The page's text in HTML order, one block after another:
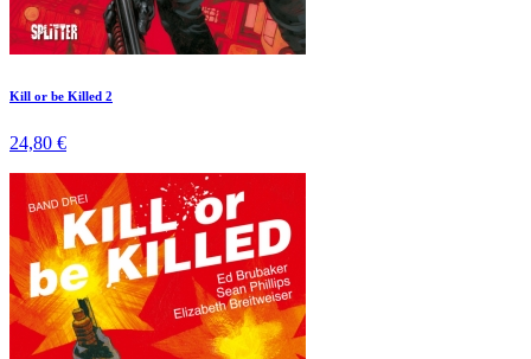
Kill or be Killed 2
24,80 €